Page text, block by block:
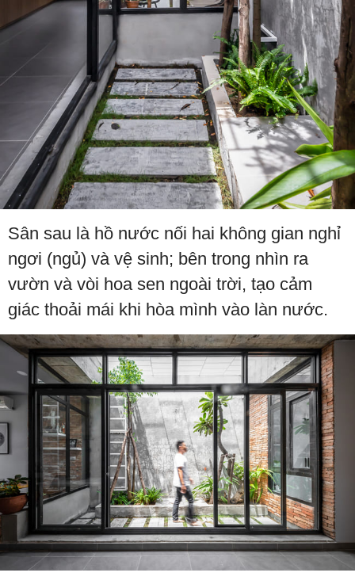
Sân sau là hồ nước nối hai không gian nghỉ
ngơi (ngủ) và vệ sinh; bên trong nhìn ra
vườn và vòi hoa sen ngoài trời, tạo cảm
giác thoải mái khi hòa mình vào làn nước.